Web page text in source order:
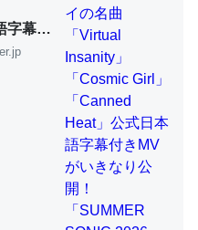
。でたまに覗いてる。ぼ
。あと、Googleマップで
量や充電中かが分かるので
父67歳と僕。ITツール導入で
｜tayorini by LIFULL介護
字幕付